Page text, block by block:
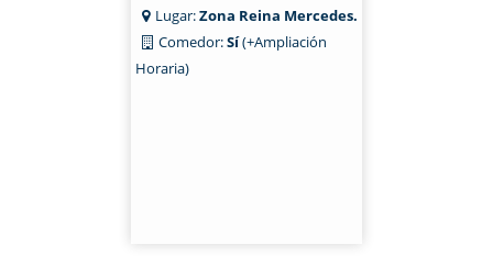
Lugar:Zona Reina Mercedes.
Comedor:Sí(+Ampliación
Horaria)